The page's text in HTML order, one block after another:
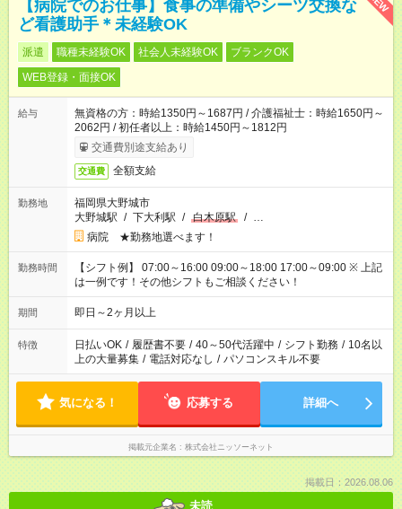
【病院でのお仕事】食事の準備やシーツ交換な
ど看護助手＊未経験OK
派遣 職種未経験OK 社会人未経験OK
ブランクOK
WEB登録・面接OK
給与
無資格の方：時給1350円～1687円 / 介護福祉士：時給1650円～
2062円 / 初任者以上：時給1450円～1812円
交通費別途支給あり
交通費 全額支給
勤務地
福岡県大野城市
大野城駅 / 下大利駅 / 白木原駅 / …
病院 ★勤務地選べます！
勤務時間
【シフト例】 07:00～16:00 09:00～18:00 17:00～09:00 ※ 上記
は一例です！その他シフトもご相談ください！
期間 即日～2ヶ月以上
特徴 日払いOK / 履歴書不要 / 40～50代活躍中 / シフト勤務 / 10名以
上の大量募集 / 電話対応なし / パソコンスキル不要
気になる！ 応募する 詳細へ
掲載元企業名 株式会社ニッソーネット
掲載日：2026.08.06
未読